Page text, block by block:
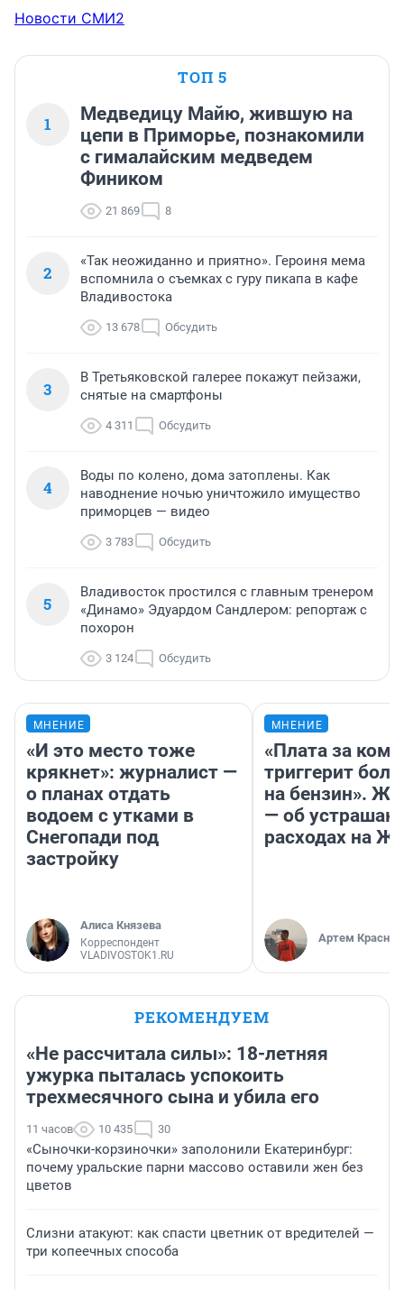
Новости СМИ2
ТОП 5
1
Медведицу Майю, жившую на
цепи в Приморье, познакомили
с гималайским медведем
Фиником
21 869 8
2
«Так неожиданно и приятно». Героиня мема
вспомнила о съемках с гуру пикапа в кафе
Владивостока
13 678 Обсудить
3
В Третьяковской галерее покажут пейзажи,
снятые на смартфоны
4 311 Обсудить
4
Воды по колено, дома затоплены. Как
наводнение ночью уничтожило имущество
приморцев — видео
3 783 Обсудить
5
Владивосток простился с главным тренером
«Динамо» Эдуардом Сандлером: репортаж с
похорон
3 124 Обсудить
МНЕНИЕ
«И это место тоже
крякнет»: журналист —
о планах отдать
водоем с утками в
Снегопади под
застройку
Алиса Князева
Корреспондент
VLADIVOSTOK1.RU
МНЕНИЕ
«Плата за
триггерит
на бензин».
— об
расходах на
Артем Краснов
РЕКОМЕНДУЕМ
«Не рассчитала силы»: 18-летняя
ужурка пыталась успокоить
трехмесячного сына и убила его
11 часов 10 435 30
«Сыночки-корзиночки» заполонили Екатеринбург:
почему уральские парни массово оставили жен без
цветов
Слизни атакуют: как спасти цветник от вредителей —
три копеечных способа